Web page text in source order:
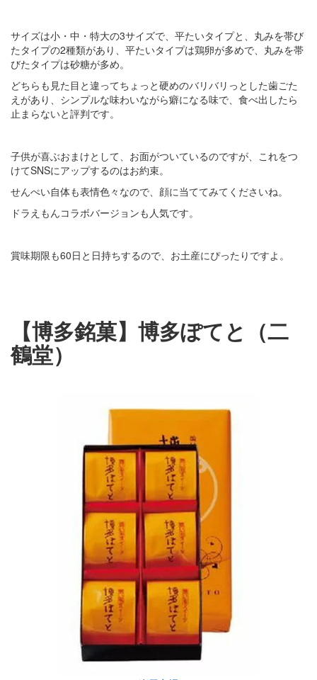
サイズは小・中・特大の3サイズで、平たいタイプと、丸みを帯び
たタイプの2種類があり、平たいタイプは鶏卵が多めで、丸みを帯
びたタイプは砂糖が多め。
どちらも見た目と違ってちょっと硬めのバリバリっとした歯ごた
えがあり、シンプルな味わいながら癖になる味で、食べ出したら
止まらないと評判です。
子供が喜ぶおまけとして、お面がついているのですが、これをつ
けてSNSにアップするのはお約束。
せんぺい自体も表情色々なので、顔に当ててみてくださいね。
ドラえもんコラボバージョンも人気です。
賞味期限も60日と日持ちするので、お土産にぴったりですよ。
【博多銘菓】博多ぽてと（二
鶴堂）